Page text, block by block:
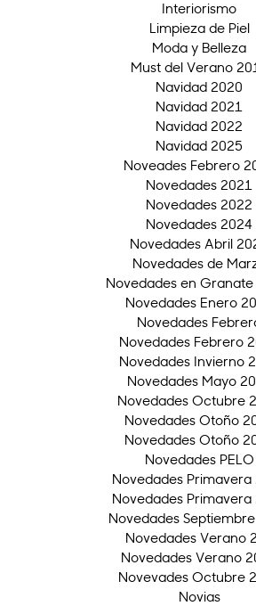
Interiorismo
Limpieza de Piel
Moda y Belleza
Must del Verano
Navidad 2020
Navidad 2021
Navidad 2022
Navidad 2025
Noveades Febrero
Novedades 2021
Novedades 2022
Novedades 2024
Novedades Abril
Novedades de
Novedades en
Novedades Enero
Novedades
Novedades Febrero
Novedades Invierno
Novedades Mayo
Novedades Octubre
Novedades Otoño
Novedades Otoño
Novedades PELO
Novedades Primavera
Novedades Primavera
Novedades
Novedades Verano
Novedades Verano
Novevades Octubre
Novias